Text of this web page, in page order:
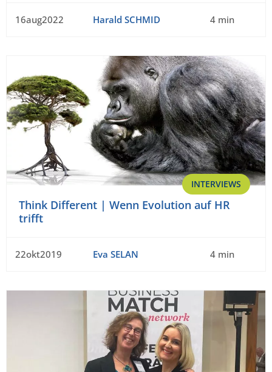
16aug2022 Harald SCHMID 4 min
INTERVIEWS
Think Different | Wenn Evolution auf HR
trifft
22okt2019 Eva SELAN 4 min